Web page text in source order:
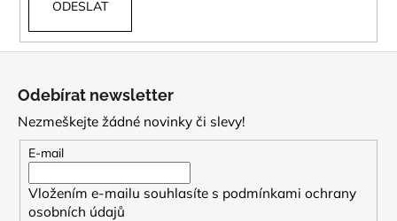
ODESLAT
Odebírat newsletter
Nezmeškejte žádné novinky či slevy!
E-mail
Vložením e-mailu souhlasíte s podmínkami ochrany
osobních údajů